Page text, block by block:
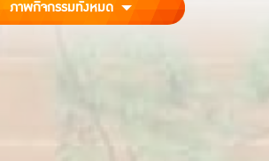
ภาพกิจกรรมทั้งหมด